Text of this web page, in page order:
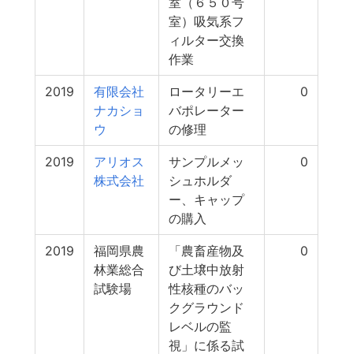
室）吸気系フ
ィルター交換
作業
2019
有限会社
ナカショ
ウ
ロータリーエ
バポレーター
の修理
0
2019
アリオス
株式会社
サンプルメッ
シュホルダ
ー、キャップ
の購入
0
2019
福岡県農
林業総合
試験場
「農畜産物及
び土壌中放射
性核種のバッ
クグラウンド
レベルの監
視」に係る試
0